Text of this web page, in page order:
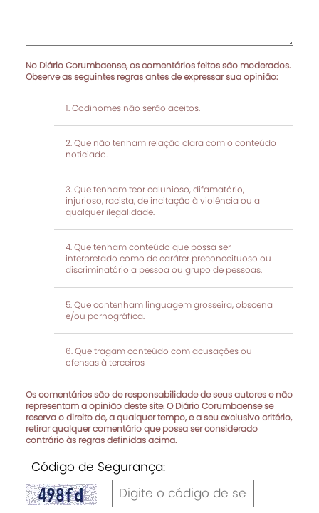
No Diário Corumbaense, os comentários feitos são moderados.
Observe as seguintes regras antes de expressar sua opinião:
Codinomes não serão aceitos.
Que não tenham relação clara com o conteúdo
noticiado.
Que tenham teor calunioso, difamatório,
injurioso, racista, de incitação à violência ou a
qualquer ilegalidade.
Que tenham conteúdo que possa ser
interpretado como de caráter preconceituoso ou
discriminatório a pessoa ou grupo de pessoas.
Que contenham linguagem grosseira, obscena
e/ou pornográfica.
Que tragam conteúdo com acusações ou
ofensas à terceiros
Os comentários são de responsabilidade de seus autores e não
representam a opinião deste site. O Diário Corumbaense se
reserva o direito de, a qualquer tempo, e a seu exclusivo critério,
retirar qualquer comentário que possa ser considerado
contrário às regras definidas acima.
Código de Segurança: